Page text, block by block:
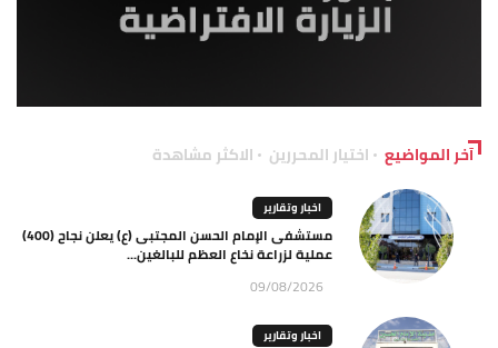
آخر المواضيع اختيار المحررين الاكثر مشاهدة
اخبار وتقارير
مستشفى الإمام الحسن المجتبى (ع) يعلن نجاح (400)
عملية لزراعة نخاع العظم للبالغين...
09/08/2026
اخبار وتقارير